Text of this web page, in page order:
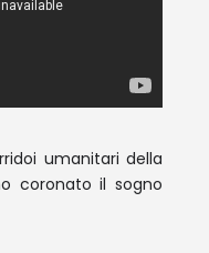
umanitari della
coronato il sogno